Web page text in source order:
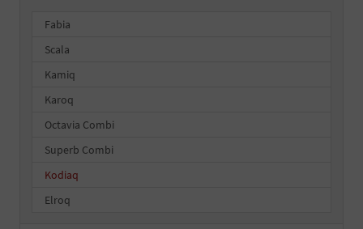
Fabia
Scala
Kamiq
Karoq
Octavia Combi
Superb Combi
Kodiaq
Elroq